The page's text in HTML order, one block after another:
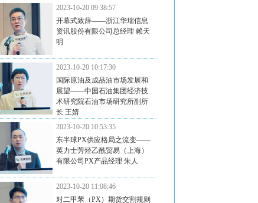
2023-10-20 09:38:57
开幕式致辞——浙江华瑞信息
资讯股份有限公司总经理 赖天
明
2023-10-20 10:17:30
国际原油及成品油市场发展和
展望——中国石油集团经济技
术研究院石油市场研究所副所
长 王婧
2023-10-20 10:53:35
东半球PX供应格局之流变——
英力士芳烃乙酰贸易（上海）
有限公司PX产品经理 朱人
2023-10-20 11:08:46
对二甲苯（PX）期货交割规则